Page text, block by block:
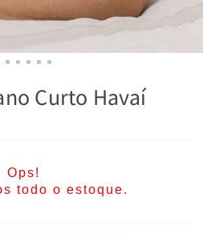
Curto Havaí
Ops!
todo o estoque.